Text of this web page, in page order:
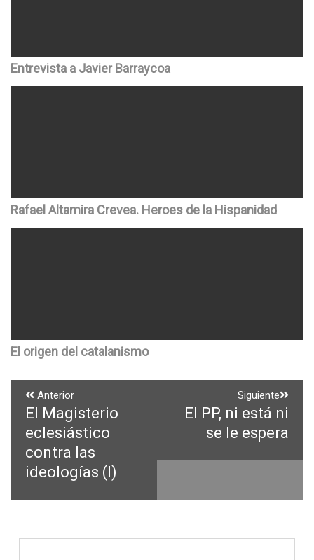
Entrevista a Javier Barraycoa
Rafael Altamira Crevea. Heroes de la Hispanidad
El origen del catalanismo
Navegación
de
entradas
Anterior
Entrada
anterior:
El Magisterio
eclesiástico
contra las
ideologías (I)
Siguiente
Entrada
siguiente:
El PP, ni está ni
se le espera